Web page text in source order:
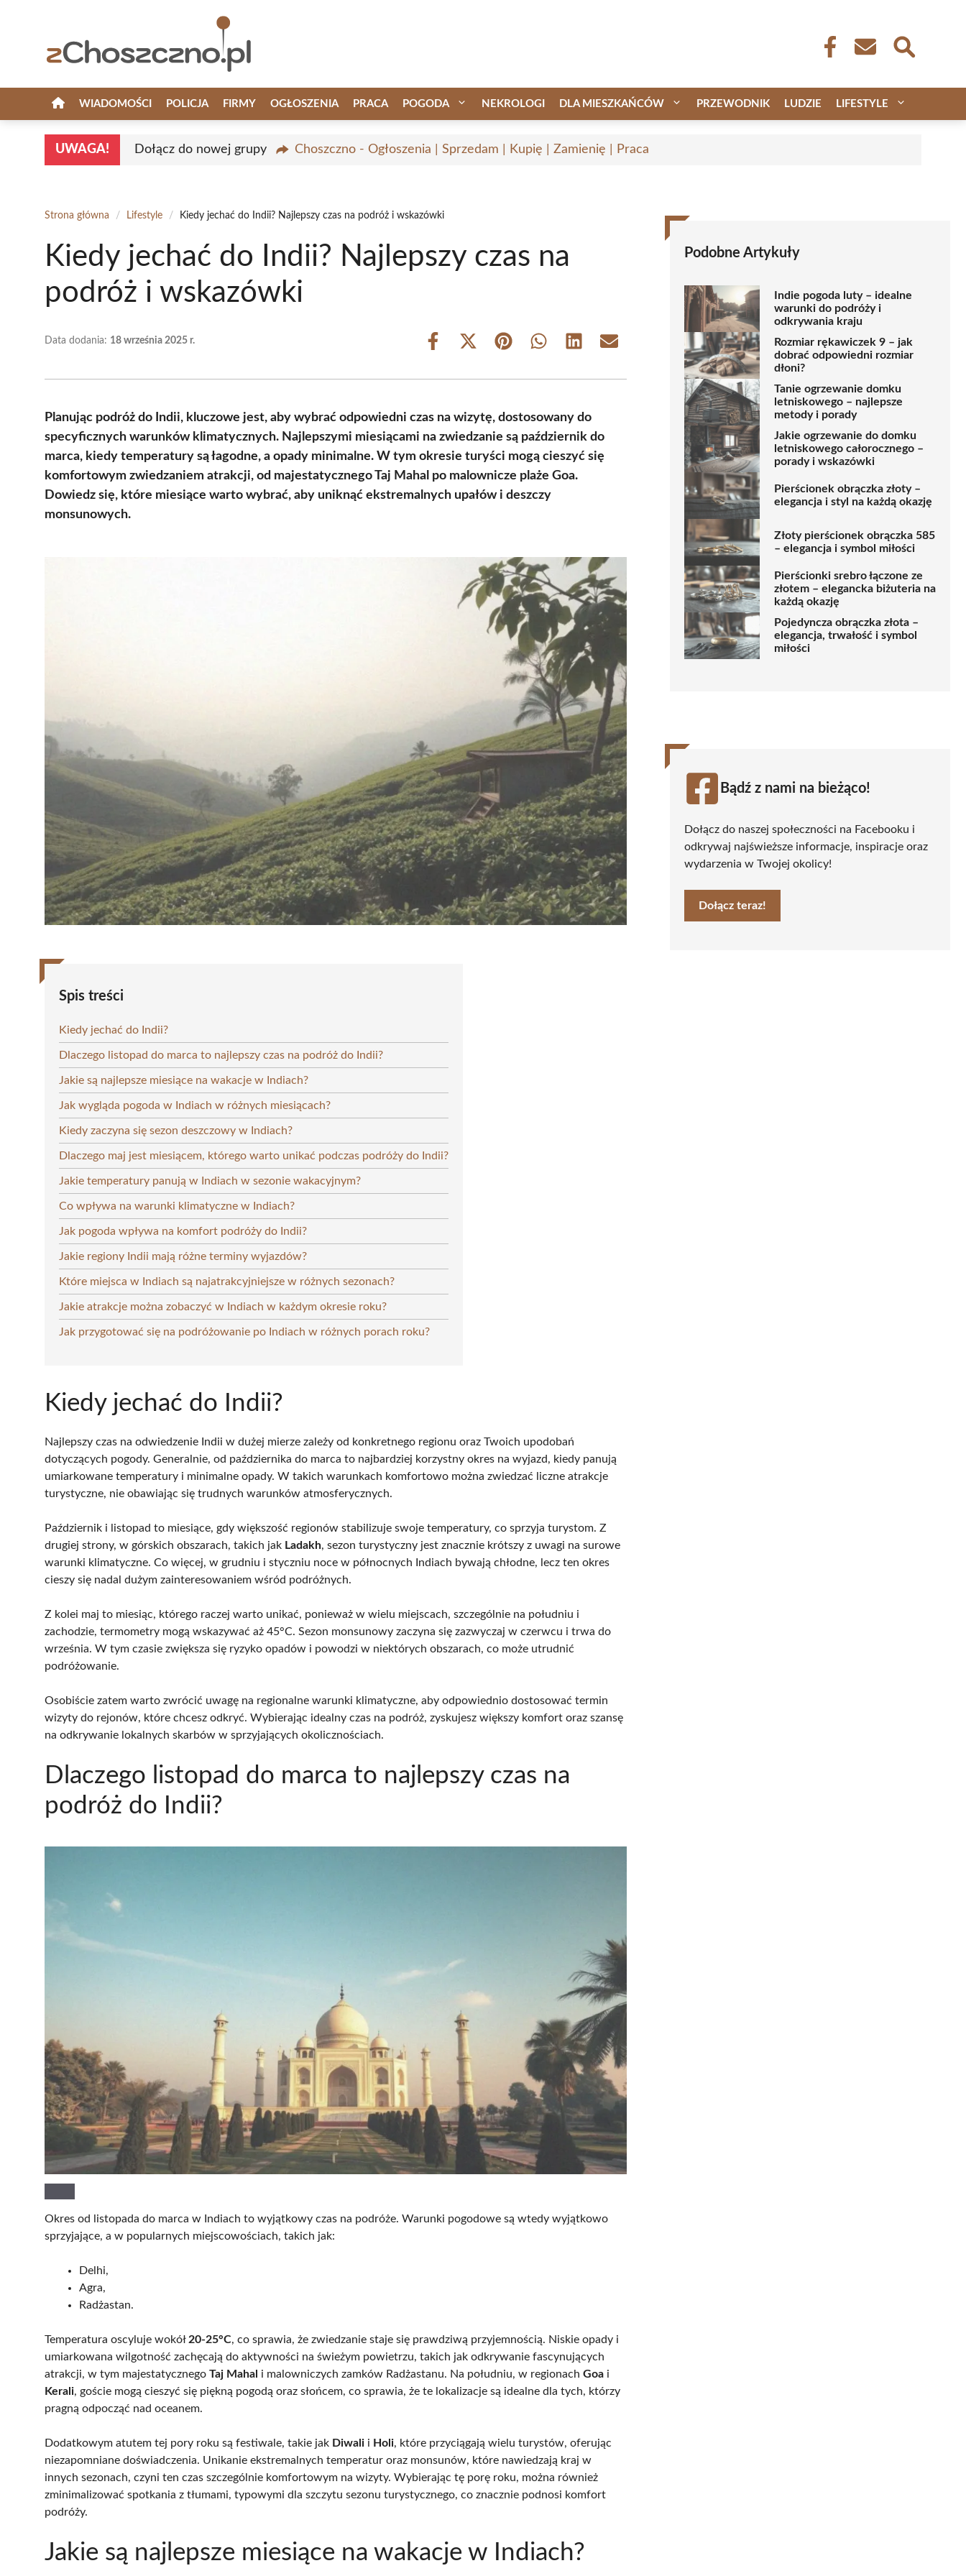
WIADOMOŚCI POLICJA FIRMY OGŁOSZENIA PRACA POGODA NEKROLOGI DLA MIESZKAŃCÓW PRZEWODNIK LUDZIE LIFESTYLE
UWAGA! Dołącz do nowej grupy Choszczno - Ogłoszenia | Sprzedam | Kupię | Zamienię | Praca
Strona główna / Lifestyle / Kiedy jechać do Indii? Najlepszy czas na podróż i wskazówki
Kiedy jechać do Indii? Najlepszy czas na
podróż i wskazówki
Data dodania: 18 września 2025 r.
Share
Share
(Twitter)
Share Share Share Share
Planując podróż do Indii, kluczowe jest, aby wybrać odpowiedni czas na wizytę, dostosowany do
specyficznych warunków klimatycznych. Najlepszymi miesiącami na zwiedzanie są październik do
marca, kiedy temperatury są łagodne, a opady minimalne. W tym okresie turyści mogą cieszyć się
komfortowym zwiedzaniem atrakcji, od majestatycznego Taj Mahal po malownicze plaże Goa.
Dowiedz się, które miesiące warto wybrać, aby uniknąć ekstremalnych upałów i deszczy
monsunowych.
Spis treści
Kiedy jechać do Indii?
Dlaczego listopad do marca to najlepszy czas na podróż do Indii?
Jakie są najlepsze miesiące na wakacje w Indiach?
Jak wygląda pogoda w Indiach w różnych miesiącach?
Kiedy zaczyna się sezon deszczowy w Indiach?
Dlaczego maj jest miesiącem, którego warto unikać podczas podróży do Indii?
Jakie temperatury panują w Indiach w sezonie wakacyjnym?
Co wpływa na warunki klimatyczne w Indiach?
Jak pogoda wpływa na komfort podróży do Indii?
Jakie regiony Indii mają różne terminy wyjazdów?
Które miejsca w Indiach są najatrakcyjniejsze w różnych sezonach?
Jakie atrakcje można zobaczyć w Indiach w każdym okresie roku?
Jak przygotować się na podróżowanie po Indiach w różnych porach roku?
Kiedy jechać do Indii?
Najlepszy czas na odwiedzenie Indii w dużej mierze zależy od konkretnego regionu oraz Twoich upodobań
dotyczących pogody. Generalnie, od października do marca to najbardziej korzystny okres na wyjazd, kiedy panują
umiarkowane temperatury i minimalne opady. W takich warunkach komfortowo można zwiedzać liczne atrakcje
turystyczne, nie obawiając się trudnych warunków atmosferycznych.
Październik i listopad to miesiące, gdy większość regionów stabilizuje swoje temperatury, co sprzyja turystom. Z
drugiej strony, w górskich obszarach, takich jak Ladakh, sezon turystyczny jest znacznie krótszy z uwagi na surowe
warunki klimatyczne. Co więcej, w grudniu i styczniu noce w północnych Indiach bywają chłodne, lecz ten okres
cieszy się nadal dużym zainteresowaniem wśród podróżnych.
Z kolei maj to miesiąc, którego raczej warto unikać, ponieważ w wielu miejscach, szczególnie na południu i
zachodzie, termometry mogą wskazywać aż 45°C. Sezon monsunowy zaczyna się zazwyczaj w czerwcu i trwa do
września. W tym czasie zwiększa się ryzyko opadów i powodzi w niektórych obszarach, co może utrudnić
podróżowanie.
Osobiście zatem warto zwrócić uwagę na regionalne warunki klimatyczne, aby odpowiednio dostosować termin
wizyty do rejonów, które chcesz odkryć. Wybierając idealny czas na podróż, zyskujesz większy komfort oraz szansę
na odkrywanie lokalnych skarbów w sprzyjających okolicznościach.
Dlaczego listopad do marca to najlepszy czas na
podróż do Indii?
Okres od listopada do marca w Indiach to wyjątkowy czas na podróże. Warunki pogodowe są wtedy wyjątkowo
sprzyjające, a w popularnych miejscowościach, takich jak:
Delhi,
Agra,
Radżastan.
Temperatura oscyluje wokół 20-25°C, co sprawia, że zwiedzanie staje się prawdziwą przyjemnością. Niskie opady i
umiarkowana wilgotność zachęcają do aktywności na świeżym powietrzu, takich jak odkrywanie fascynujących
atrakcji, w tym majestatycznego Taj Mahal i malowniczych zamków Radżastanu. Na południu, w regionach Goa i
Kerali, goście mogą cieszyć się piękną pogodą oraz słońcem, co sprawia, że te lokalizacje są idealne dla tych, którzy
pragną odpocząć nad oceanem.
Dodatkowym atutem tej pory roku są festiwale, takie jak Diwali i Holi, które przyciągają wielu turystów, oferując
niezapomniane doświadczenia. Unikanie ekstremalnych temperatur oraz monsunów, które nawiedzają kraj w
innych sezonach, czyni ten czas szczególnie komfortowym na wizyty. Wybierając tę porę roku, można również
zminimalizować spotkania z tłumami, typowymi dla szczytu sezonu turystycznego, co znacznie podnosi komfort
podróży.
Jakie są najlepsze miesiące na wakacje w Indiach?
Podobne Artykuły
Indie pogoda luty – idealne
warunki do podróży i
odkrywania kraju
Rozmiar rękawiczek 9 – jak
dobrać odpowiedni rozmiar
dłoni?
Tanie ogrzewanie domku
letniskowego – najlepsze
metody i porady
Jakie ogrzewanie do domku
letniskowego całorocznego –
porady i wskazówki
Pierścionek obrączka złoty –
elegancja i styl na każdą okazję
Złoty pierścionek obrączka 585
– elegancja i symbol miłości
Pierścionki srebro łączone ze
złotem – elegancka biżuteria na
każdą okazję
Pojedyncza obrączka złota –
elegancja, trwałość i symbol
miłości
Bądź z nami na bieżąco!
Dołącz do naszej społeczności na Facebooku i
odkrywaj najświeższe informacje, inspiracje oraz
wydarzenia w Twojej okolicy!
Dołącz teraz!